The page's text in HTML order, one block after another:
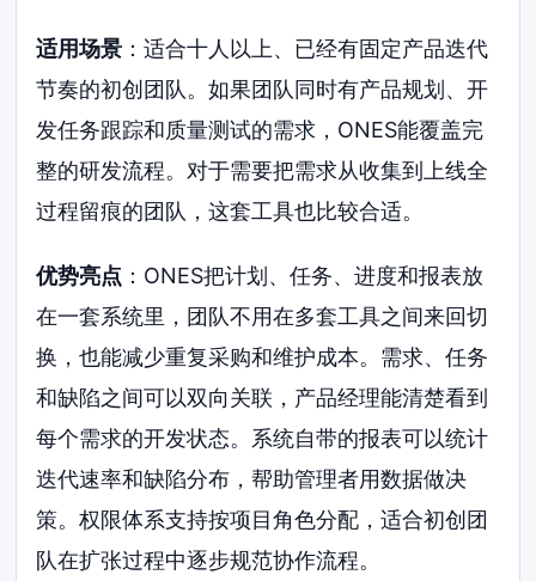
适用场景 ：适合十人以上、已经有固定产品迭代
节奏的初创团队。如果团队同时有产品规划、开
发任务跟踪和质量测试的需求，ONES能覆盖完
整的研发流程。对于需要把需求从收集到上线全
过程留痕的团队，这套工具也比较合适。
优势亮点 ：ONES把计划、任务、进度和报表放
在一套系统里，团队不用在多套工具之间来回切
换，也能减少重复采购和维护成本。需求、任务
和缺陷之间可以双向关联，产品经理能清楚看到
每个需求的开发状态。系统自带的报表可以统计
迭代速率和缺陷分布，帮助管理者用数据做决
策。权限体系支持按项目角色分配，适合初创团
队在扩张过程中逐步规范协作流程。